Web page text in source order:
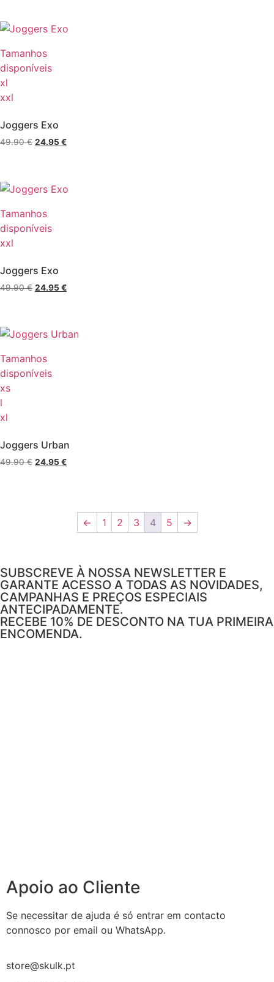
Tamanhos
disponíveis
xl
xxl
Joggers Exo
49.90€ 24.95€
Tamanhos
disponíveis
xxl
Joggers Exo
49.90€ 24.95€
Tamanhos
disponíveis
xs
l
xl
Joggers Urban
49.90€ 24.95€
← 1 2 3 4 5 →
SUBSCREVE À NOSSA NEWSLETTER E
GARANTE ACESSO A TODAS AS NOVIDADES,
CAMPANHAS E PREÇOS ESPECIAIS
ANTECIPADAMENTE.
RECEBE 10% DE DESCONTO NA TUA PRIMEIRA
ENCOMENDA.
Apoio ao Cliente
Se necessitar de ajuda é só entrar em contacto
connosco por email ou WhatsApp.
store@skulk.pt